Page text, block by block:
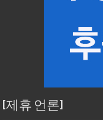
[제휴 언론]